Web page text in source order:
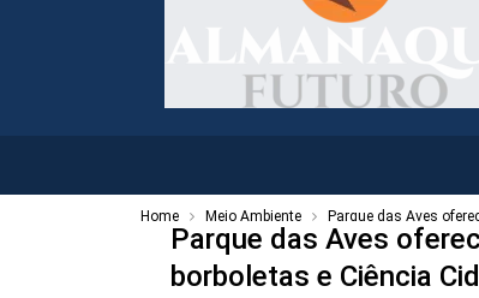
Home Meio Ambiente Parque das Aves
Parque das Aves
borboletas e Ciência